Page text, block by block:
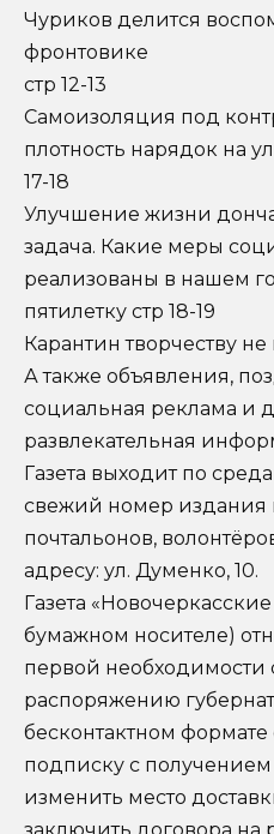
Чуриков делится
фронтовике
стр 12-13
Самоизоляция под
плотность нарядок на
17-18
Улучшение жизни
задача. Какие меры
реализованы в нашем
пятилетку стр 18-19
Карантин творчеству не
А также объявления,
социальная реклама и
развлекательная
Газета выходит по
свежий номер издания
почтальонов,
адресу: ул. Думенко, 10.
Газета
бумажном носителе)
первой необходимости
распоряжению
бесконтактном
подписку с
изменить место
заключить договора на